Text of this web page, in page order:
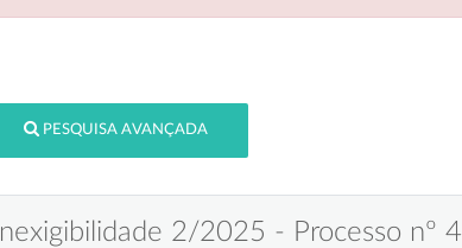
PESQUISA AVANÇADA
Inexigibilidade 2/2025 - Processo nº 4